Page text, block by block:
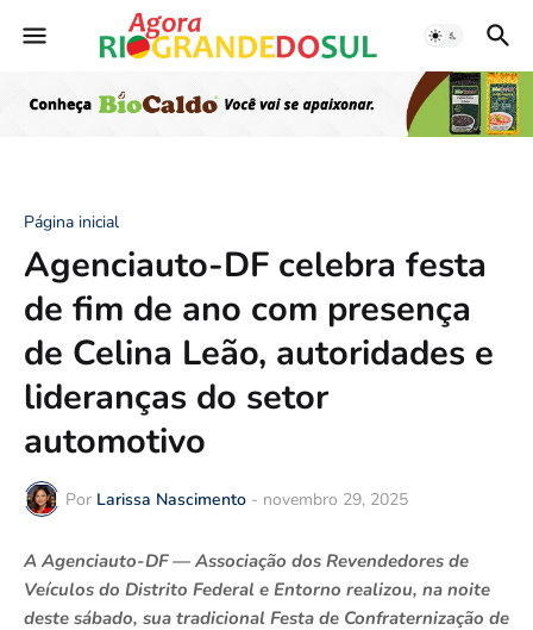
Página inicial
Agenciauto-DF celebra festa
de fim de ano com presença
de Celina Leão, autoridades e
lideranças do setor
automotivo
Por Larissa Nascimento - novembro 29, 2025
A Agenciauto-DF — Associação dos Revendedores de
Veículos do Distrito Federal e Entorno realizou, na noite
deste sábado, sua tradicional Festa de Confraternização de